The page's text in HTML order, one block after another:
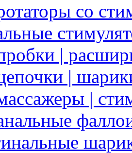
со
|
|
|